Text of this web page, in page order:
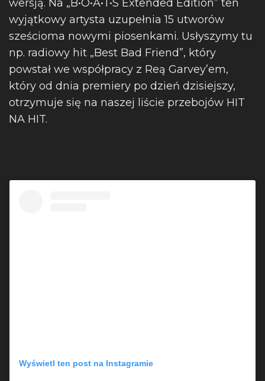
wersją. Na „B•O•A•T•S Extended Edition” ten
wyjątkowy artysta uzupełnia 15 utworów
sześcioma nowymi piosenkami. Usłyszymy tu
np. radiowy hit „Best Bad Friend”, który
powstał we współpracy z Reą Garvey’em,
który od dnia premiery po dzień dzisiejszy,
otrzymuje się na naszej liście przebojów HIT
NA HIT.
Wyświetl ten post na Instagramie